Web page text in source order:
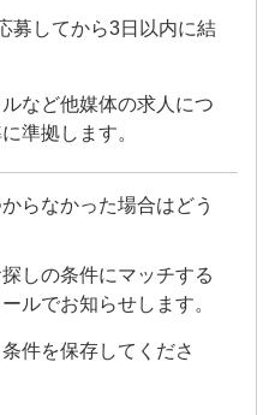
募してから3日以内に結
など他媒体の求人につ
準拠します。
らなかった場合はどう
しの条件にマッチする
ルでお知らせします。
件を保存してくださ